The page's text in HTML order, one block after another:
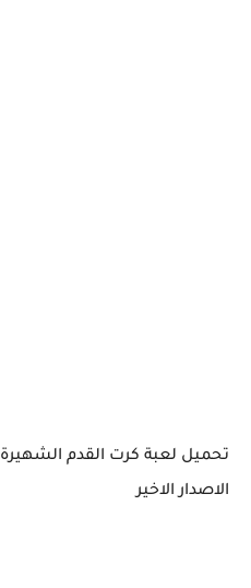
الاصدار الاخير